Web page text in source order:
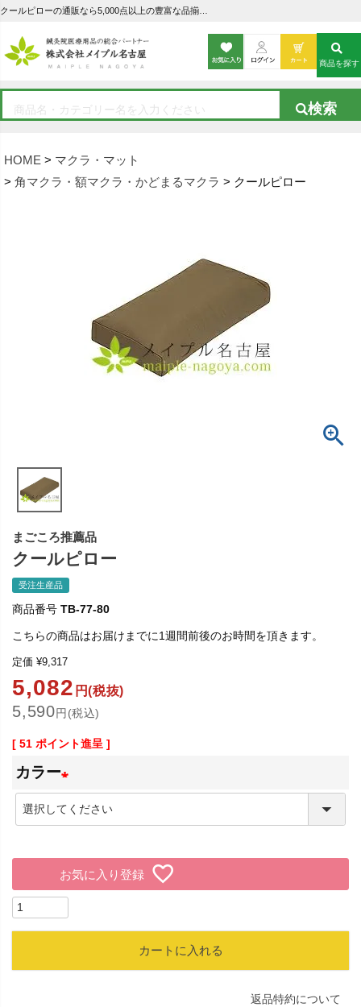
HOME
マクラ・マット
角マクラ・額マクラ・かどまるマクラ
クールピロー
商品を探す
まごころ推薦品
クールピロー
受注生産品
商品番号 TB-77-80
こちらの商品はお届けまでに1週間前後のお時間を頂きます。
定価 ¥9,317
5,082 円(税抜)
5,590円(税込)
[ 51 ポイント進呈 ]
カラー
(
須
)
お気に入り登録
カートに入れる
返品特約について